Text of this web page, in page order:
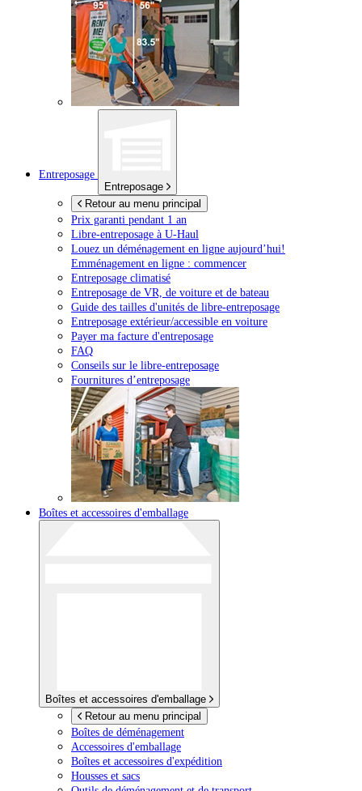
Entreposage
Entreposage
Retour au menu principal
Prix garanti pendant 1 an
Libre-entreposage à U-Haul
Louez un déménagement en ligne aujourd’hui!
Emménagement en ligne : commencer
Entreposage climatisé
Entreposage de VR, de voiture et de bateau
Guide des tailles d'unités de libre-entreposage
Entreposage extérieur/accessible en voiture
Payer ma facture d'entreposage
FAQ
Conseils sur le libre-entreposage
Fournitures d’entreposage
Boîtes et accessoires d'emballage
Boîtes et accessoires d'emballage
Retour au menu principal
Boîtes de déménagement
Accessoires d'emballage
Boîtes et accessoires d'expédition
Housses et sacs